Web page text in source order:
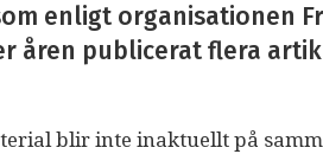
enligt organisationen
åren publicerat flera
blir inte inaktuellt på